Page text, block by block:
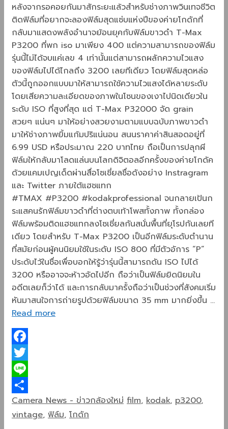
หลังจากรอคอยกันมาสักระยะแล้วสำหรับช่างภาพวินเทจชีวิต
ติดฟิล์มที่อยากจะลองฟิล์มสุดแซ่บแห่งปีของค่ายโกดักที่
กลับมาแสดงพลังอำนาจย้อนยุคกับฟิล์มขาวดำ T-Max
P3200 ที่พก iso มาเพียง 400 แต่ความสามารถของฟิล์ม
รุ่นนี้ไม่ได้จบแค่เลข 4 เท่านั้นแต่สามารถผลักความไวแสง
ของฟิล์มไปได้ไกลถึง 3200 เลยทีเดียว โดยฟิล์มสุดหล่อ
ตัวนี้ถูกออกแบบมาให้สามารถใช้ความไวแสงได้หลายระดับ
โดยเสียความละเอียดของภาพในโซนของเงาไปนิดเดียวใน
ระดับ ISO ที่สูงที่สุด แต่ T-Max P32000 จัด grain
สวยๆ แน่นๆ มาให้อย่างสวยงามตามแบบฉบับภาพขาวดำ
มาให้ช่างภาพยิ้มแก้มปริแน่นอน สนนราคาค่าสินสอดอยู่ที่
6.99 USD หรือประมาณ 220 บาทไทย ถือเป็นการปลุกผี
ฟิล์มให้กลับมาโลดแล่นบนโลกดิจิตอลอีกครั้งของค่ายโกดัค
ด้วยแคมเปญเด็ดผ่านสื่อโซเชี่ยลชื่อดังอย่าง Instragram
และ Twitter ภายใต้แฮชแทก
#TMAX #P3200 #kodakprofessional จนกลายเป้นก
ระแสคนรักฟิล์มขาวดำที่ต่างตบเท้าโพสทั้งภาพ ทั้งกล่อง
ฟิล์มพร้อมติดแฮชแทกลงโซเชี่ยลกันสนั่นพื้นที่ยุโรปกันเลยที
เดียว โดยสำหรับ T-Max P3200 เป็นอีกฟิล์มระดับตำนาน
ที่สมัยก่อนผู้คนนิยมใช้ในระดับ ISO 800 ที่มีตัวอัการ “P”
ประดับไว้ในชื่อเพื่อบอกให้รู้ว่ารุ่นนี้สามารถดัน ISO ไปได้
3200 หรืออาจจะห้าวอัดไปอีก ถือว่าเป็นฟิล์มยิดนิยมใน
อดีตเลยก็ว่าได้ และการกลับมาครั้งถือว่าเป็นช่วงที่สังคมเริ่ม
หันมาสนใจการถ่ายรูปด้วยฟิล์มขนาด 35 mm มากยิ่งขึ้น …
Read more
Facebook
Twitter
Line
Share
Categories
Camera News - ข่าวกล้องใหม่ Tags
film, kodak, p3200,
vintage, ฟิล์ม, โกดัก